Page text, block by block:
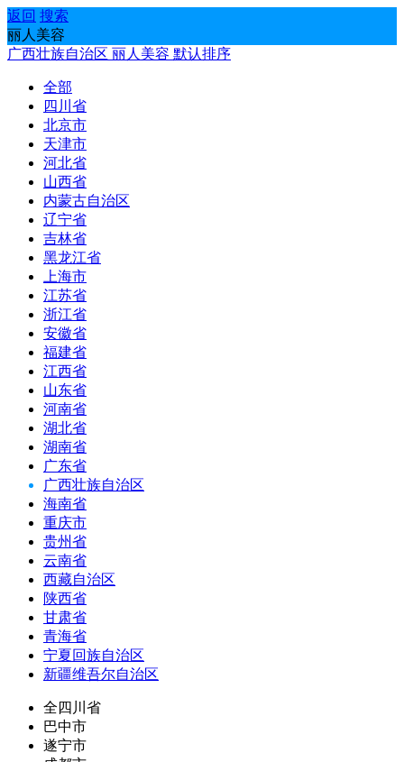
返回 搜索
丽人美容
广西壮族自治区 丽人美容 默认排序
全部
四川省
北京市
天津市
河北省
山西省
内蒙古自治区
辽宁省
吉林省
黑龙江省
上海市
江苏省
浙江省
安徽省
福建省
江西省
山东省
河南省
湖北省
湖南省
广东省
广西壮族自治区
海南省
重庆市
贵州省
云南省
西藏自治区
陕西省
甘肃省
青海省
宁夏回族自治区
新疆维吾尔自治区
全四川省
巴中市
遂宁市